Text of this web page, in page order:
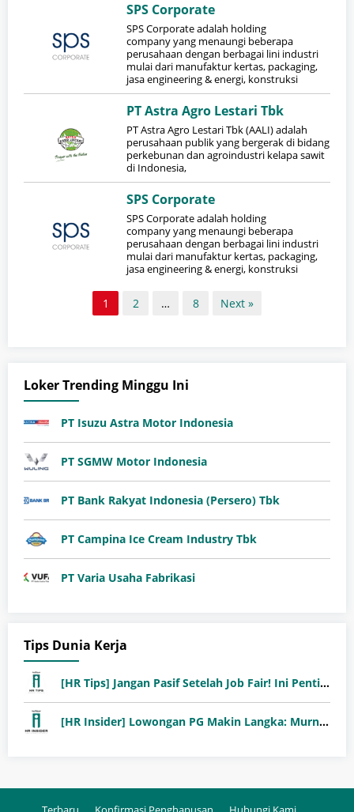
SPS Corporate
SPS Corporate adalah holding
company yang menaungi beberapa
perusahaan dengan berbagai lini industri
mulai dari manufaktur kertas, packaging,
jasa engineering & energi, konstruksi
PT Astra Agro Lestari Tbk
PT Astra Agro Lestari Tbk (AALI) adalah
perusahaan publik yang bergerak di bidang
perkebunan dan agroindustri kelapa sawit
di Indonesia,
SPS Corporate
SPS Corporate adalah holding
company yang menaungi beberapa
perusahaan dengan berbagai lini industri
mulai dari manufaktur kertas, packaging,
jasa engineering & energi, konstruksi
1 2 … 8 Next »
Loker Trending Minggu Ini
PT Isuzu Astra Motor Indonesia
PT SGMW Motor Indonesia
PT Bank Rakyat Indonesia (Persero) Tbk
PT Campina Ice Cream Industry Tbk
PT Varia Usaha Fabrikasi
Tips Dunia Kerja
[HR Tips] Jangan Pasif Setelah Job Fair! Ini Pentingnya Follow-Up Setelah Job Fair
[HR Insider] Lowongan PG Makin Langka: Murni Seleksi atau Jalur Orang Dalam?